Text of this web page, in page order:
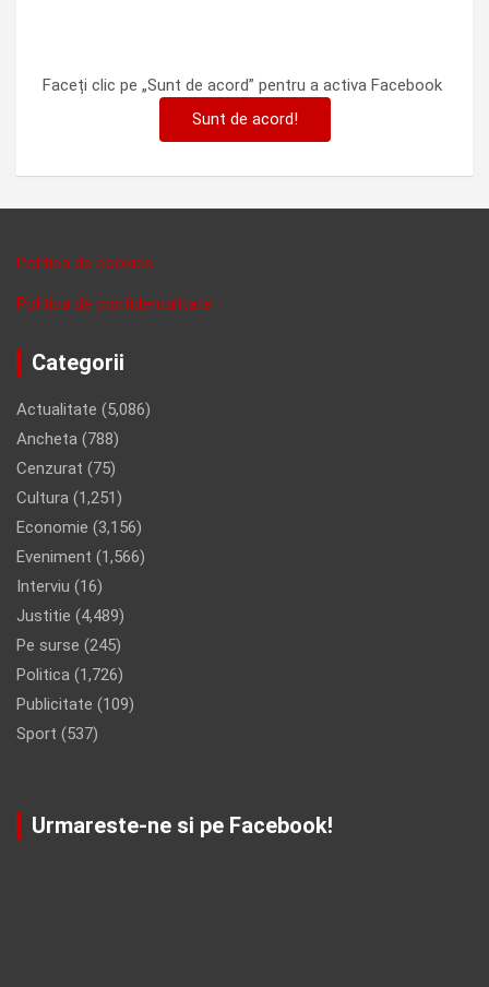
Faceți clic pe „Sunt de acord” pentru a activa Facebook
Sunt de acord!
Politica de cookies
Politica de confidentalitate
Categorii
Actualitate (5,086)
Ancheta (788)
Cenzurat (75)
Cultura (1,251)
Economie (3,156)
Eveniment (1,566)
Interviu (16)
Justitie (4,489)
Pe surse (245)
Politica (1,726)
Publicitate (109)
Sport (537)
Urmareste-ne si pe Facebook!